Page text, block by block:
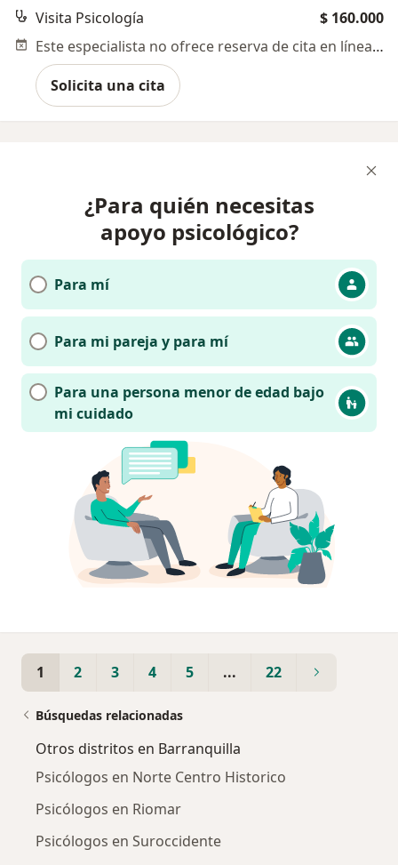
Visita Psicología
$ 160.000
Este especialista no ofrece reserva de cita en línea en esta dirección.
Solicita una cita
¿Para quién necesitas
apoyo psicológico?
Para mí
Para mi pareja y para mí
Para una persona menor de edad bajo
mi cuidado
1 2 3 4 5 ... 22
Búsquedas relacionadas
Otros distritos en Barranquilla
Psicólogos en Norte Centro Historico
Psicólogos en Riomar
Psicólogos en Suroccidente